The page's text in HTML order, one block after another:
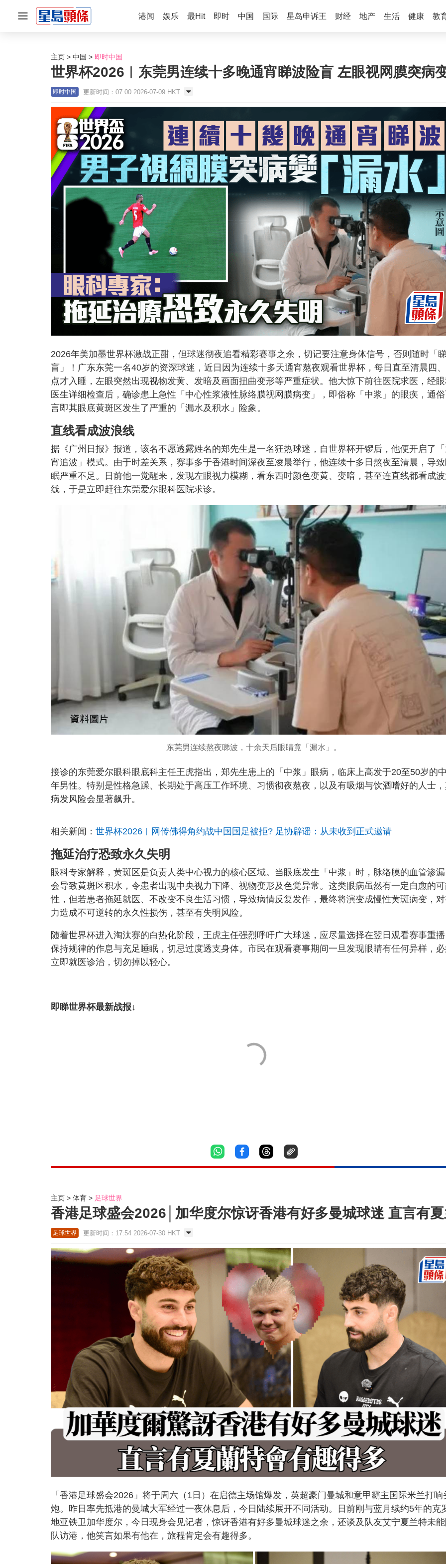
港闻 娱乐 最Hit 即时 中国 国际 星岛申诉王 财经 地产 生活 健康 教
主页 中国 即时中国
世界杯2026︱东莞男连续十多晚通宵睇波险盲 左眼视网膜突病
即时中国 更新时间：07:00 2026-07-09 HKT
2026年美加墨世界杯激战正酣，但球迷彻夜追看精彩赛事之余，切记要注意身体信号，否则随时「
盲」！广东东莞一名40岁的资深球迷，近日因为连续十多天通宵熬夜观看世界杯，每日直至清晨四
点才入睡，左眼突然出现视物发黄、发暗及画面扭曲变形等严重症状。他大惊下前往医院求医，经
医生详细检查后，确诊患上急性「中心性浆液性脉络膜视网膜病变」，即俗称「中浆」的眼疾，通
言即其眼底黄斑区发生了严重的「漏水及积水」险象。
直线看成波浪线
据《广州日报》报道，该名不愿透露姓名的郑先生是一名狂热球迷，自世界杯开锣后，他便开启了「
宵追波」模式。由于时差关系，赛事多于香港时间深夜至凌晨举行，他连续十多日熬夜至清晨，导
眠严重不足。日前他一觉醒来，发现左眼视力模糊，看东西时颜色变黄、变暗，甚至连直线都看成
线，于是立即赶往东莞爱尔眼科医院求诊。
东莞男连续熬夜睇波，十余天后眼睛竟「漏水」。
接诊的东莞爱尔眼科眼底科主任王虎指出，郑先生患上的「中浆」眼病，临床上高发于20至50岁的
年男性。特别是性格急躁、长期处于高压工作环境、习惯彻夜熬夜，以及有吸烟与饮酒嗜好的人士
病发风险会显著飙升。
相关新闻： 世界杯2026︱网传佛得角约战中国国足被拒? 足协辟谣：从未收到正式邀请
拖延治疗恐致永久失明
眼科专家解释，黄斑区是负责人类中心视力的核心区域。当眼底发生「中浆」时，脉络膜的血管渗漏
会导致黄斑区积水，令患者出现中央视力下降、视物变形及色觉异常。这类眼病虽然有一定自愈的
性，但若患者拖延就医、不改变不良生活习惯，导致病情反复发作，最终将演变成慢性黄斑病变，
力造成不可逆转的永久性损伤，甚至有失明风险。
随着世界杯进入淘汰赛的白热化阶段，王虎主任强烈呼吁广大球迷，应尽量选择在翌日观看赛事重播
保持规律的作息与充足睡眠，切忌过度透支身体。市民在观看赛事期间一旦发现眼睛有任何异样，
立即就医诊治，切勿掉以轻心。
即睇世界杯最新战报↓
主页 体育 足球世界
香港足球盛会2026│加华度尔惊讶香港有好多曼城球迷 直言有
足球世界 更新时间：17:54 2026-07-30 HKT
「香港足球盛会2026」将于周六（1日）在启德主场馆爆发，英超豪门曼城和意甲霸主国际米兰打响
炮。昨日率先抵港的曼城大军经过一夜休息后，今日陆续展开不同活动。日前刚与蓝月续约5年的克
地亚铁卫加华度尔，今日现身会见记者，惊讶香港有好多曼城球迷之余，还谈及队友艾宁夏兰特未
队访港，他笑言如果有他在，旅程肯定会有趣得多。